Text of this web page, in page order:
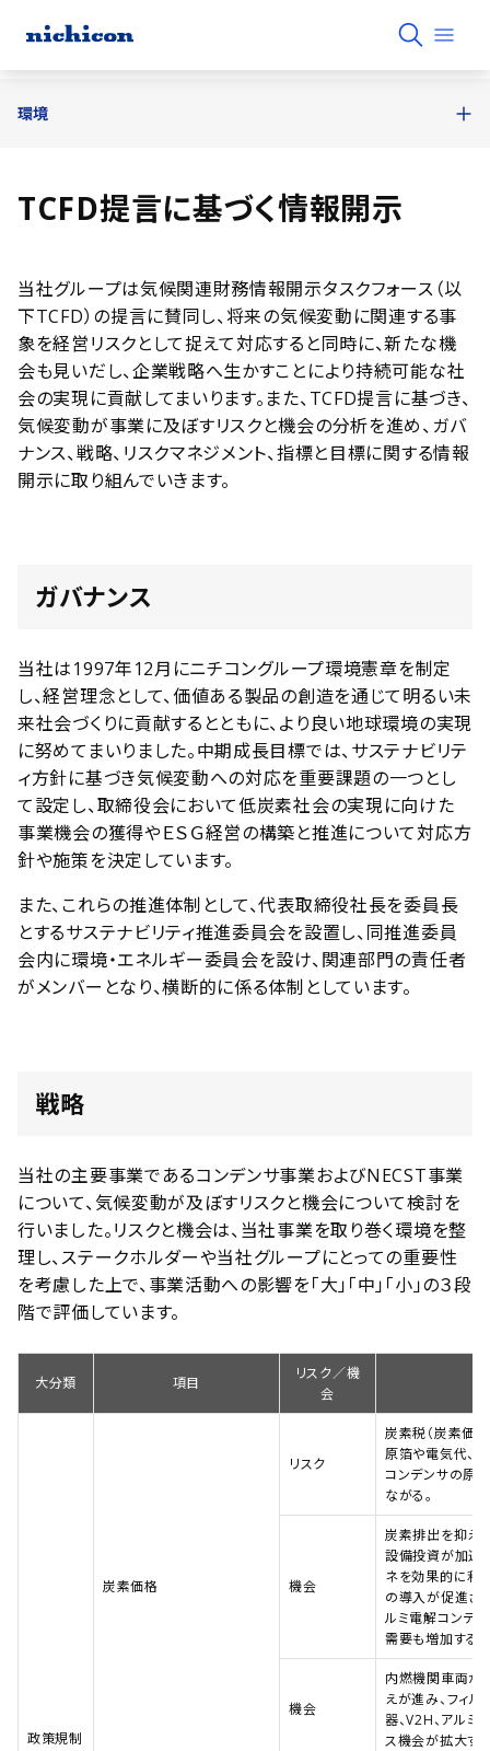
TCFD提言に基づく情報開示
当社グループは気候関連財務情報開示タスクフォース（以
下TCFD）の提言に賛同し、将来の気候変動に関連する事
象を経営リスクとして捉えて対応すると同時に、新たな機
会も見いだし、企業戦略へ生かすことにより持続可能な社
会の実現に貢献してまいります。また、TCFD提言に基づき、
気候変動が事業に及ぼすリスクと機会の分析を進め、ガバ
ナンス、戦略、リスクマネジメント、指標と目標に関する情報
開示に取り組んでいきます。
ガバナンス
当社は1997年12月にニチコングループ環境憲章を制定
し、経営理念として、価値ある製品の創造を通じて明るい未
来社会づくりに貢献するとともに、より良い地球環境の実現
に努めてまいりました。中期成長目標では、サステナビリテ
ィ方針に基づき気候変動への対応を重要課題の一つとし
て設定し、取締役会において低炭素社会の実現に向けた
事業機会の獲得やＥＳＧ経営の構築と推進について対応方
針や施策を決定しています。
また、これらの推進体制として、代表取締役社長を委員長
とするサステナビリティ推進委員会を設置し、同推進委員
会内に環境・エネルギー委員会を設け、関連部門の責任者
がメンバーとなり、横断的に係る体制としています。
戦略
当社の主要事業であるコンデンサ事業およびNECST事業
について、気候変動が及ぼすリスクと機会について検討を
行いました。リスクと機会は、当社事業を取り巻く環境を整
理し、ステークホルダーや当社グループにとっての重要性
を考慮した上で、事業活動への影響を「大」「中」「小」の３段
階で評価しています。
大分類 項目
リスク／機
会
政策規制
炭素価格
リスク
炭素税（炭素価格
原箔や電気代、
コンデンサの原
ながる。
機会
炭素排出を抑え
設備投資が加速
ネを効果的に利
の導入が促進さ
ルミ電解コンデン
需要も増加する。
機会
内燃機関車両か
えが進み、フィル
器、V2H、アル
ス機会が拡大す
環境